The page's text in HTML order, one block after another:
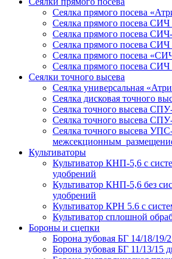
Сеялка прямого посева
Сеялка прямого посева
Сеялка прямого посева
Сеялка прямого посева
Сеялка прямого посева
Сеялка прямого посева
Сеялки точного высева
Сеялка универсальная
Сеялка дисковая точного
Сеялка точного высева
Сеялка точного высева
Сеялка точного высева
межсекционным
Культиваторы
Культиватор КНП-5,6 с
удобрений
Культиватор КНП-5,6 без
удобрений
Культиватор КРН 5.6 с
Культиватор сплошной
Бороны и сцепки
Борона зубовая БГ 14/18/19/
Борона зубовая БГ 11/13/15